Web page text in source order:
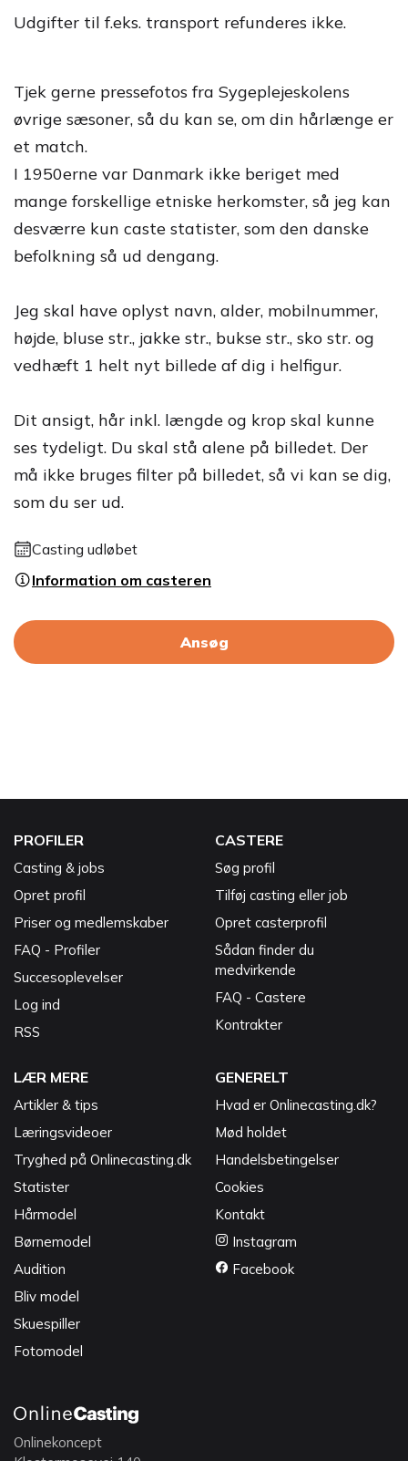
Udgifter til f.eks. transport refunderes ikke.
Tjek gerne pressefotos fra Sygeplejeskolens
øvrige sæsoner, så du kan se, om din hårlænge er
et match.
I 1950erne var Danmark ikke beriget med
mange forskellige etniske herkomster, så jeg kan
desværre kun caste statister, som den danske
befolkning så ud dengang.
Jeg skal have oplyst navn, alder, mobilnummer,
højde, bluse str., jakke str., bukse str., sko str. og
vedhæft 1 helt nyt billede af dig i helfigur.
Dit ansigt, hår inkl. længde og krop skal kunne
ses tydeligt. Du skal stå alene på billedet. Der
må ikke bruges filter på billedet, så vi kan se dig,
som du ser ud.
Casting udløbet
Information om casteren
Ansøg
PROFILER
Casting & jobs
Opret profil
Priser og medlemskaber
FAQ - Profiler
Succesoplevelser
Log ind
RSS
CASTERE
Søg profil
Tilføj casting eller job
Opret casterprofil
Sådan finder du
medvirkende
FAQ - Castere
Kontrakter
LÆR MERE
Artikler & tips
Læringsvideoer
Tryghed på Onlinecasting.dk
Statister
Hårmodel
Børnemodel
Audition
Bliv model
Skuespiller
Fotomodel
GENERELT
Hvad er Onlinecasting.dk?
Mød holdet
Handelsbetingelser
Cookies
Kontakt
Instagram
Facebook
Onlinekoncept